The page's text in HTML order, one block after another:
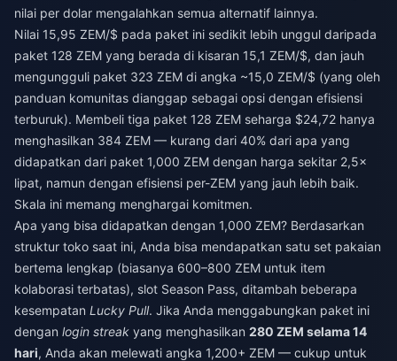
nilai per dolar mengalahkan semua alternatif lainnya.
Nilai 15,95 ZEM/$ pada paket ini sedikit lebih unggul daripada
paket 128 ZEM yang berada di kisaran 15,1 ZEM/$, dan jauh
mengungguli paket 323 ZEM di angka ~15,0 ZEM/$ (yang oleh
panduan komunitas dianggap sebagai opsi dengan efisiensi
terburuk). Membeli tiga paket 128 ZEM seharga $24,72 hanya
menghasilkan 384 ZEM — kurang dari 40% dari apa yang
didapatkan dari paket 1,000 ZEM dengan harga sekitar 2,5×
lipat, namun dengan efisiensi per-ZEM yang jauh lebih baik.
Skala ini memang menghargai komitmen.
Apa yang bisa didapatkan dengan 1,000 ZEM? Berdasarkan
struktur toko saat ini, Anda bisa mendapatkan satu set pakaian
bertema lengkap (biasanya 600–800 ZEM untuk item
kolaborasi terbatas), slot Season Pass, ditambah beberapa
kesempatan Lucky Pull. Jika Anda menggabungkan paket ini
dengan login streak yang menghasilkan 280 ZEM selama 14
hari, Anda akan melewati angka 1,200+ ZEM — cukup untuk